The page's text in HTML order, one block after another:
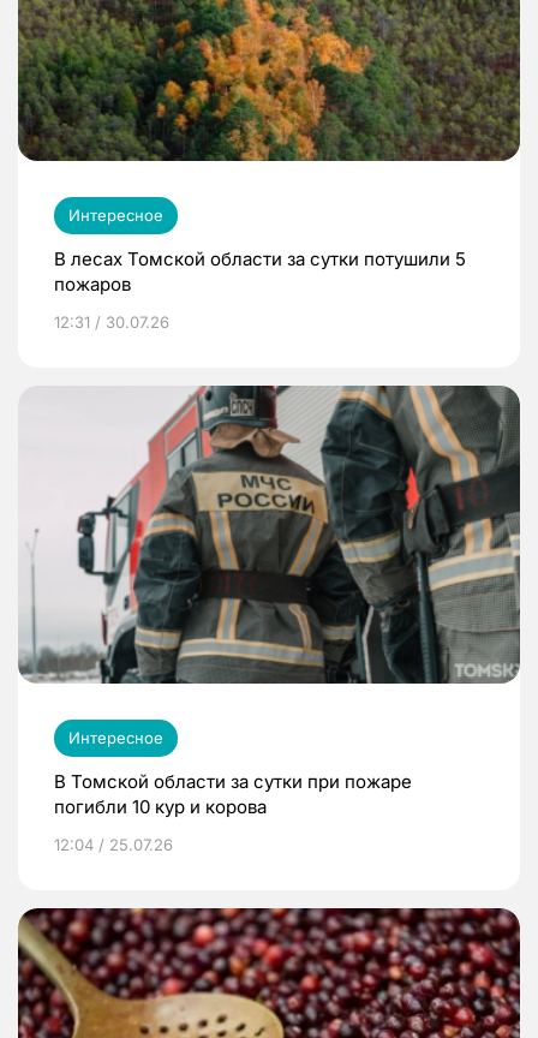
Интересное
В лесах Томской области за сутки потушили 5
пожаров
12:31 / 30.07.26
Интересное
В Томской области за сутки при пожаре
погибли 10 кур и корова
12:04 / 25.07.26